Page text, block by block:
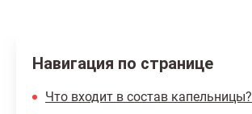
Навигация по странице
Что входит в состав капельницы?